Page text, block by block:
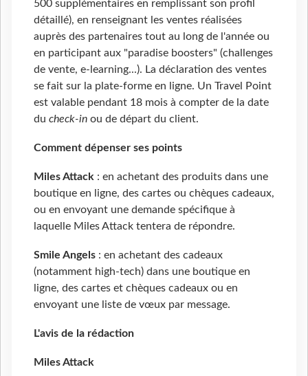
500 supplémentaires en remplissant son profil
détaillé), en renseignant les ventes réalisées
auprès des partenaires tout au long de l'année ou
en participant aux "paradise boosters" (challenges
de vente, e-learning...). La déclaration des ventes
se fait sur la plate-forme en ligne. Un Travel Point
est valable pendant 18 mois à compter de la date
du check-in ou de départ du client.
Comment dépenser ses points
Miles Attack : en achetant des produits dans une
boutique en ligne, des cartes ou chèques cadeaux,
ou en envoyant une demande spécifique à
laquelle Miles Attack tentera de répondre.
Smile Angels : en achetant des cadeaux
(notamment high-tech) dans une boutique en
ligne, des cartes et chèques cadeaux ou en
envoyant une liste de vœux par message.
L'avis de la rédaction
Miles Attack